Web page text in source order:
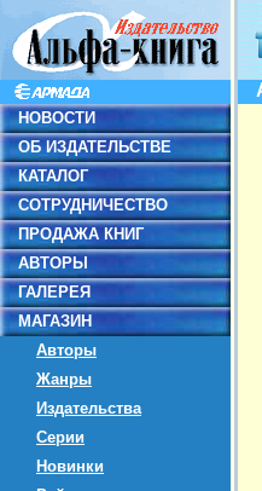
НОВОСТИ
ОБ ИЗДАТЕЛЬСТВЕ
КАТАЛОГ
СОТРУДНИЧЕСТВО
ПРОДАЖА КНИГ
АВТОРЫ
ГАЛЕРЕЯ
МАГАЗИН
Авторы
Жанры
Издательства
Серии
Новинки